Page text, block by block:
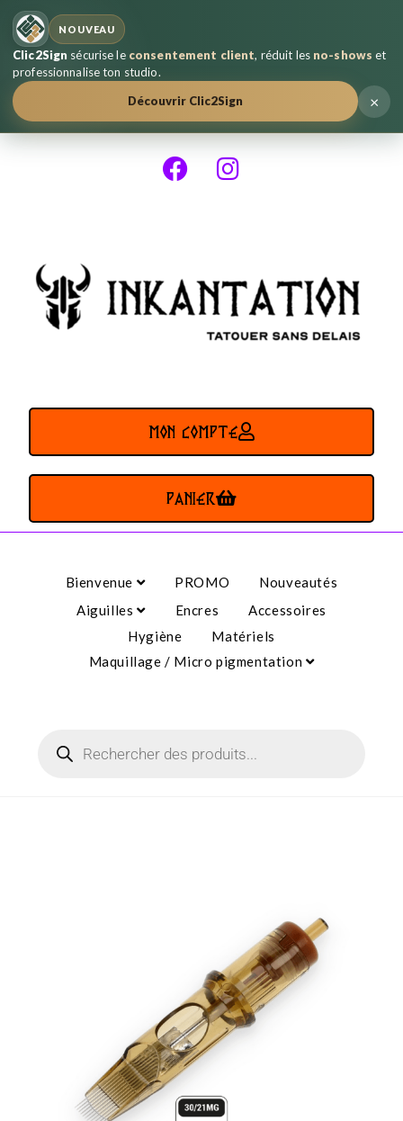
NOUVEAU
Clic2Sign sécurise le consentement client, réduit les no-shows et
professionnalise ton studio.
Découvrir Clic2Sign
×
MON COMPTE
PANIER
Bienvenue PROMO
Nouveautés
Aiguilles
Encres
Accessoires
Hygiène
Matériels
Maquillage / Micro pigmentation